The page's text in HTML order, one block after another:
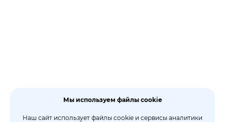
Мы используем файлы cookie
Наш сайт использует файлы cookie и сервисы аналитики